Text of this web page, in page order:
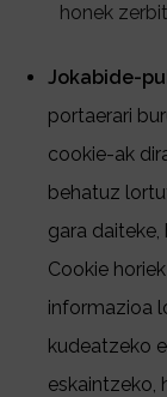
honek
Jokabide-
portaerari
cookie-ak
behatuz
gara
Cookie
informazioa
kudeatzeko
eskaintzeko,